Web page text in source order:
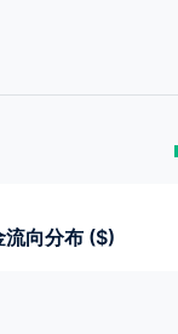
向分布 ($)